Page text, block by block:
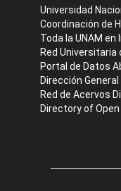
Universidad
Coordinación de
Toda la UNAM en
Red Universitaria
Portal de Datos
Dirección
Red de Acervos
Directory of